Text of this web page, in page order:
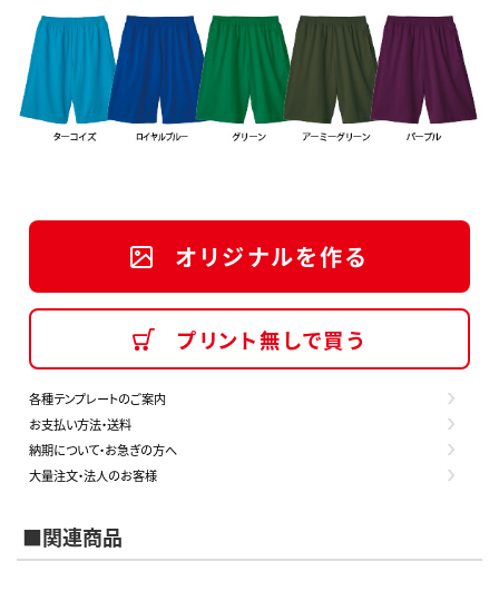
オリジナルを作る
プリント無しで買う
各種テンプレートのご案内
お支払い方法・送料
納期について・お急ぎの方へ
大量注文・法人のお客様
■関連商品